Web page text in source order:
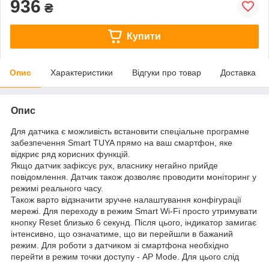
936 ₴
Купити
Опис Характеристики Відгуки про товар Доставка
Опис
Для датчика є можливість встановити спеціальне програмне
забезпечення Smart TUYA прямо на ваш смартфон, яке
відкриє ряд корисних функцій.
Якщо датчик зафіксує рух, власнику негайно прийде
повідомлення. Датчик також дозволяє проводити моніторинг у
режимі реального часу.
Також варто відзначити зручне налаштування конфігурації
мережі. Для переходу в режим Smart Wi-Fi просто утримувати
кнопку Reset близько 6 секунд. Після цього, індикатор замигає
інтенсивно, що означатиме, що ви перейшли в бажаний
режим. Для роботи з датчиком зі смартфона необхідно
перейти в режим точки доступу - AP Mode. Для цього слід